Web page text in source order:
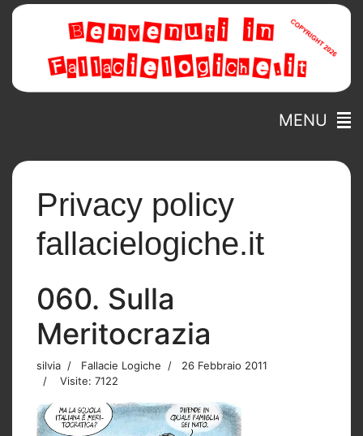
MENU
Privacy policy
fallacielogiche.it
060. Sulla
Meritocrazia
silvia Fallacie Logiche
26 Febbraio 2011
Visite: 7122